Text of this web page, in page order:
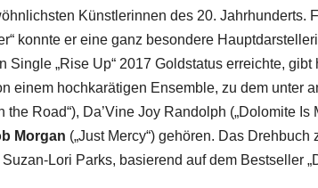
Künstlerinnen des 20. Jahrhunderts.
konnte er eine ganz besondere
Single „Rise Up“ 2017 Goldstatus erreichte,
einem hochkarätigen Ensemble, zu dem unter
the Road“), Da’Vine Joy Randolph („Dolomite Is
Morgan („Just Mercy“) gehören. Das
Lori Parks, basierend auf dem Bestseller